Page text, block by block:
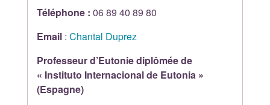
Téléphone : 06 89 40 89 80
Email: Chantal Duprez
Professeur d’Eutonie diplômée de
« Instituto Internacional de Eutonia »
(Espagne)